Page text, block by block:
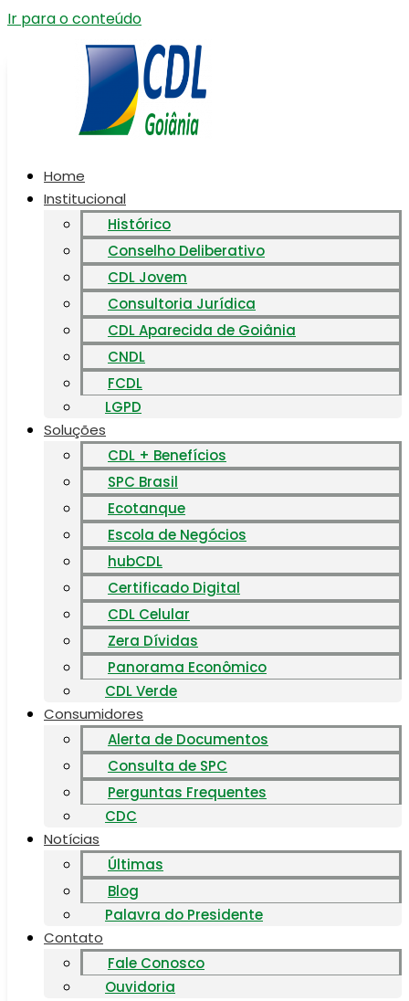
Ir para o conteúdo
Home
Institucional
Histórico
Conselho Deliberativo
CDL Jovem
Consultoria Jurídica
CDL Aparecida de Goiânia
CNDL
FCDL
LGPD
Soluções
CDL + Benefícios
SPC Brasil
Ecotanque
Escola de Negócios
hubCDL
Certificado Digital
CDL Celular
Zera Dívidas
Panorama Econômico
CDL Verde
Consumidores
Alerta de Documentos
Consulta de SPC
Perguntas Frequentes
CDC
Notícias
Últimas
Blog
Palavra do Presidente
Contato
Fale Conosco
Ouvidoria